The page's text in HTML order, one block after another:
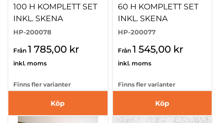
100 H KOMPLETT SET
INKL. SKENA
HP-200078
Från 1 785,00 kr
inkl. moms
Finns fler varianter
Köp
60 H KOMPLETT SET
INKL. SKENA
HP-200077
Från 1 545,00 kr
inkl. moms
Finns fler varianter
Köp